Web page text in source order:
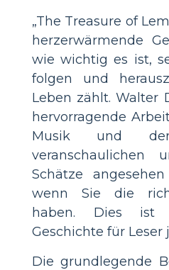
„The Treasure of
herzerwärmende
wie wichtig es ist,
folgen und
Leben zählt. Walter
hervorragende
Musik und
Schätze
wenn Sie die
haben. Dies ist
Geschichte für Leser
Die grundlegende